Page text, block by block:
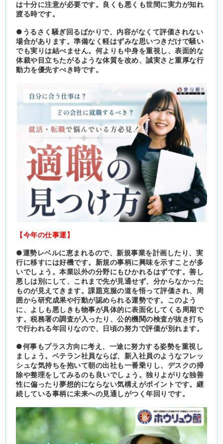
は十分に注意が必要です。良くも悪くも世間に実力が知れ
渡る時です。
●うるさく騒ぎ回るばかりで、内容がなくて評価されない
場合があります。準備なく軽はずみな思いつきだけで騒い
でも実りは結べません。何よりも中身を重視し、表面的な
体裁や目立ちたがるような体質を改め、誠実さと重厚な行
動力を優先すべき時です。
【今年の仕事運】
●運勢レベルに恵まれるので、新規事業を計画したり、実
行に移すには好機です。新規の事柄に興味を示すことが多
いでしょう。本業以外の分野にもひかれるはずです。善し
悪しは別にして、これまで先が見通せず、分からなかった
ものが見えてきます。課題克服の道を悟って評価され、周
囲から研究成果や行動が認められる運勢です。このよう
に、よしも悪しきも物事が具体的に表面化してくる周期で
す。税務署の調査が入ったり、公的機関の検査が抜き打ち
で行われる年回りなので、日頃の努力で評価が別れます。
●何事もプラス方向に考え、一途に努力する姿勢を重視し
ましょう。ベテラン社員ならば、新入社員のようなフレッ
シュな気持ちを抱いて朝の出社も一番乗りし、デスクの掃
除や整理をしてみるのも良いでしょう。独りよがりな独善
性に偏ったり夢想的にならない気構えがポイントです。継
続している事柄に未来への見通しがつく年回りです。